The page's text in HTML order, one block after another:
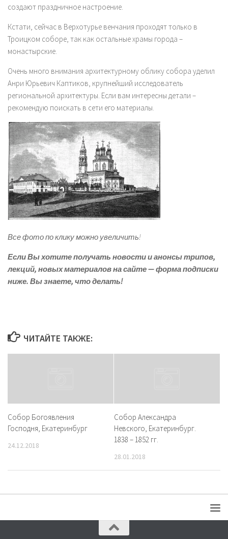
создают праздничное настроение.
Кстати, сейчас в Верхотурье венчания проходят только в
Троицком соборе, так как остальные храмы города –
монастырские.
Очень много внимания архитектурному облику собора уделил
Анри Юрьевич Каптиков, крупнейший исследователь
региональной архитектуры. Если вам интересны детали –
рекомендую поискать в сети его материалы.
Все фото по клику можно увеличить!
Если Вы хотите получать новости и анонсы трипов,
лекций, новых материалов на сайте — форма подписки
ниже. Вы знаете, что делать!
ЧИТАЙТЕ ТАКЖЕ:
Собор Богоявления
Господня, Екатеринбург
24.12.2018
Собор Александра
Невского, Екатеринбург.
1838 – 1852 гг.
28.01.2018